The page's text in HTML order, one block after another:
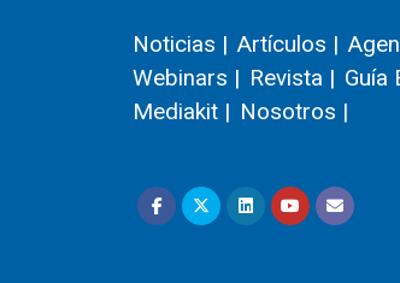
Noticias | Artículos |
Webinars | Revista | Guía
Mediakit | Nosotros |